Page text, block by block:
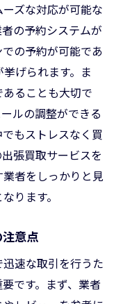
スク管理
点
ら見るデメリッ
前情報収集
しないための秘
のポイント
交渉術
メリット
戦略
ズな対応が可能な
の予約システムが
の予約が可能であ
げられます。ま
ることも大切で
ルの調整ができる
もストレスなく買
張買取サービスを
者をしっかりと見
ります。
意点
速な取引を行うた
です。まず、業者